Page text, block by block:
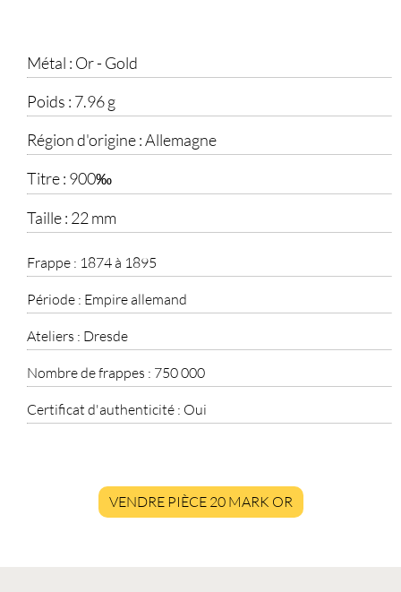
Métal : Or - Gold
Poids : 7.96 g
Région d'origine :Allemagne
Titre : 900‰
Taille : 22 mm
Frappe : 1874 à 1895
Période : Empire allemand
Ateliers : Dresde
Nombre de frappes : 750 000
Certificat d'authenticité : Oui
VENDRE PIÈCE 20 MARK OR